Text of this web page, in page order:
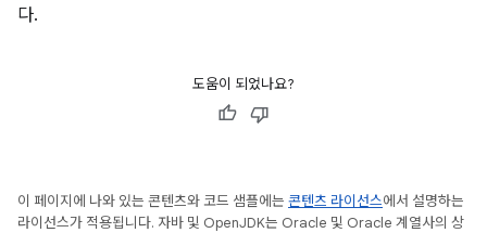
다.
도움이 되었나요?
이 페이지에 나와 있는 콘텐츠와 코드 샘플에는 콘텐츠 라이선스에서 설명하는
라이선스가 적용됩니다. 자바 및 OpenJDK는 Oracle 및 Oracle 계열사의 상